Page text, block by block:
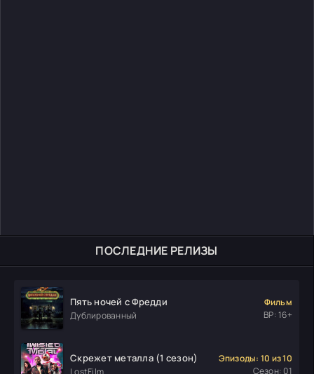
ПОСЛЕДНИЕ РЕЛИЗЫ
Пять ночей с Фредди
Дублированный
Фильм
ВР: 16+
Скрежет металла (1 сезон)
LostFilm
Эпизоды: 10 из 10
Сезон: 01